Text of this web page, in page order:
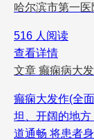
哈尔滨市第一医
516 人阅读
查看详情
文章 癫痫病大
癫痫大发作(全
坦、开阔的地
道通畅 将患者